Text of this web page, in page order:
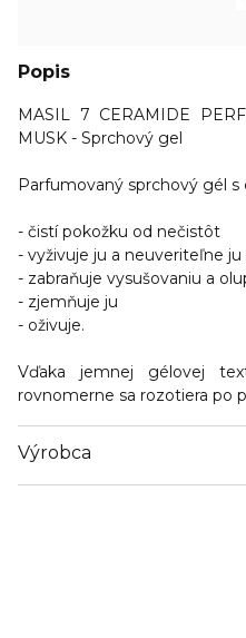
Popis
MASIL 7 CERAMIDE
MUSK - Sprchový gel
Parfumovaný sprchový gél s
- čistí pokožku od nečistôt
- vyživuje ju a neuveriteľne ju
- zabraňuje vysušovaniu a
- zjemňuje ju
- oživuje.
Vďaka jemnej gélovej
rovnomerne sa rozotiera po
Výrobca